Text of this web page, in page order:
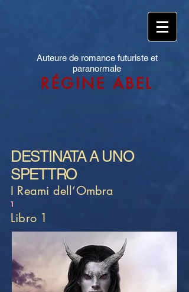
Auteure de romance futuriste et
paranormale
RÉGINE ABEL
DESTINATA A UNO
SPETTRO
I Reami dell’Ombra
1
Libro 1